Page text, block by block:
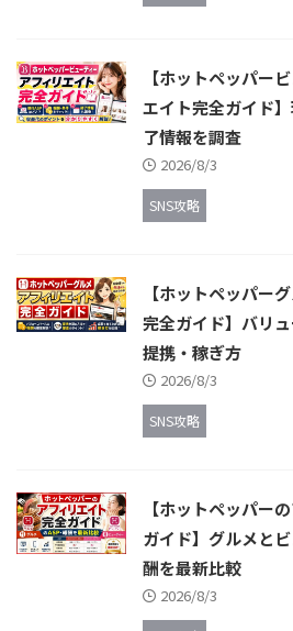
【ホットペッパー
エイト完全ガイド
了情報を調査
2026/8/3
SNS攻略
【ホットペッパー
完全ガイド】バリ
提携・稼ぎ方
2026/8/3
SNS攻略
【ホットペッパー
ガイド】グルメと
酬を最新比較
2026/8/3